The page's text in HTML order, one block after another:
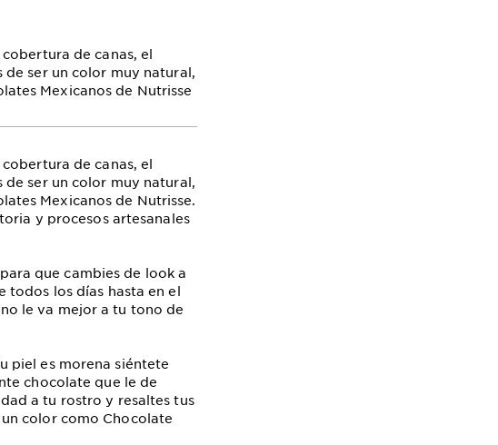
de canas, el
ser un color muy natural,
Mexicanos de Nutrisse
de canas, el
ser un color muy natural,
Mexicanos de Nutrisse.
y procesos artesanales
que cambies de look a
todos los días hasta en el
le va mejor a tu tono de
piel es morena siéntete
chocolate que le de
a tu rostro y resaltes tus
color como Chocolate